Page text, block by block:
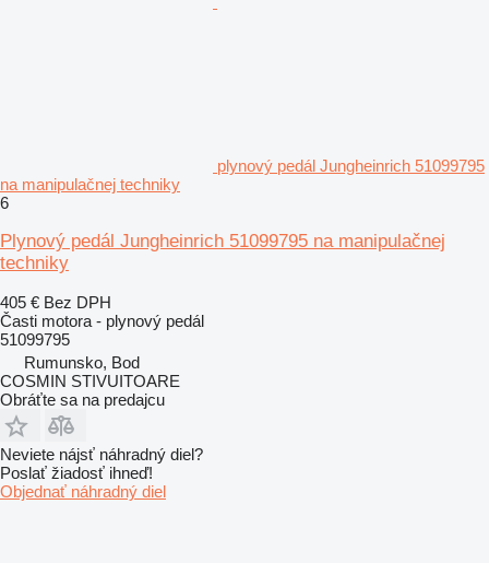
plynový pedál Jungheinrich 51099795
na manipulačnej techniky
6
Plynový pedál Jungheinrich 51099795 na manipulačnej
techniky
405 € Bez DPH
Časti motora - plynový pedál
51099795
Rumunsko, Bod
COSMIN STIVUITOARE
Obráťte sa na predajcu
Neviete nájsť náhradný diel?
Poslať žiadosť ihneď!
Objednať náhradný diel